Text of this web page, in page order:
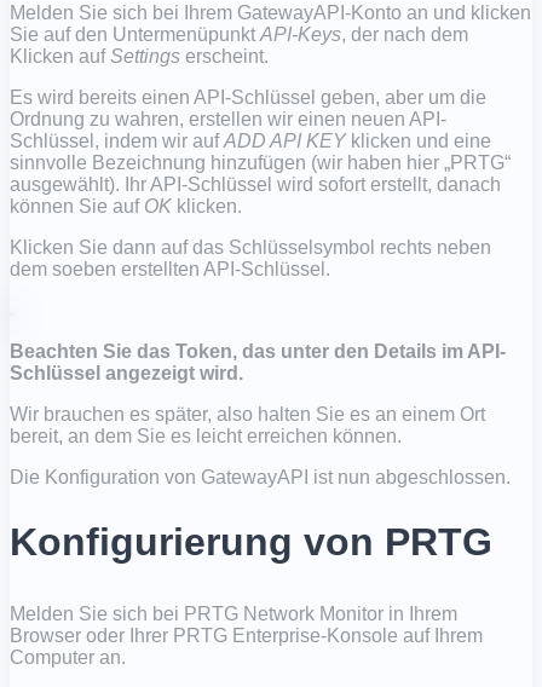
Melden Sie sich bei Ihrem GatewayAPI-Konto an und klicken
Sie auf den Untermenüpunkt API-Keys, der nach dem
Klicken aufSettings erscheint.
Es wird bereits einen API-Schlüssel geben, aber um die
Ordnung zu wahren, erstellen wir einen neuen API-
Schlüssel, indem wir aufADD API KEYklicken und eine
sinnvolle Bezeichnung hinzufügen (wir haben hier „PRTG“
ausgewählt). Ihr API-Schlüssel wird sofort erstellt, danach
können Sie auf OK klicken.
Klicken Sie dann auf das Schlüsselsymbol rechts neben
dem soeben erstellten API-Schlüssel.
Beachten Sie das Token, das unter den Details im API-
Schlüssel angezeigt wird.
Wir brauchen es später, also halten Sie es an einem Ort
bereit, an dem Sie es leicht erreichen können.
Die Konfiguration von GatewayAPI ist nun abgeschlossen.
Konfigurierung von PRTG
Melden Sie sich bei PRTG Network Monitor in Ihrem
Browser oder Ihrer PRTG Enterprise-Konsole auf Ihrem
Computer an.